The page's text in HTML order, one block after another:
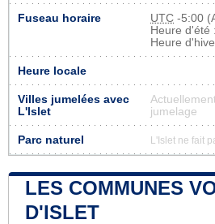
Fuseau horaire UTC -5:00
Heure d'été
Heure
Heure locale
Villes jumelées avec
L'Islet
jumelage
Parc naturel L'Islet ne fait
LES COMMUNES
D'ISLET